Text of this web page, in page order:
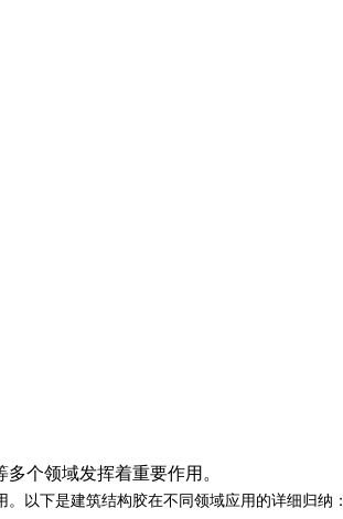
个领域发挥着重要作用。
以下是建筑结构胶在不同领域应用的详细归纳：